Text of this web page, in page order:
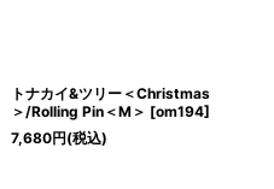
トナカイ&ツリー＜Christmas
＞/Rolling Pin＜M＞ [om194]
7,680円(税込)